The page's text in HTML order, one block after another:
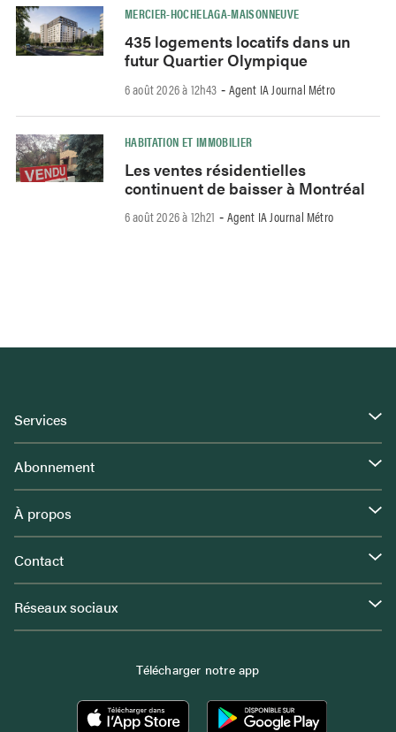
MERCIER-HOCHELAGA-MAISONNEUVE
435 logements locatifs dans un
futur Quartier Olympique
6 août 2026 à 12h43 - Agent IA Journal Métro
HABITATION ET IMMOBILIER
Les ventes résidentielles
continuent de baisser à Montréal
6 août 2026 à 12h21 - Agent IA Journal Métro
Services
Abonnement
À propos
Contact
Réseaux sociaux
Télécharger notre app